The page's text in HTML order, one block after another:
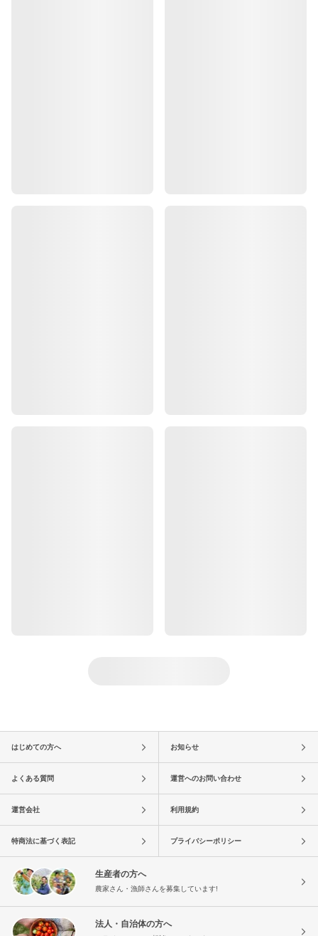
はじめての方へ お知らせ
よくある質問 運営へのお問い合わせ
運営会社 利用規約
特商法に基づく表記 プライバシーポリシー
生産者の方へ
農家さん・漁師さんを募集しています!
法人・自治体の方へ